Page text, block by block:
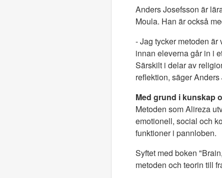
Anders Josefsson är
Moula. Han är också
- Jag tycker metoden
innan eleverna går in i
Särskilt i delar av
reflektion, säger Anders
Med grund i kunskap
Metoden som Alireza
emotionell, social och
funktioner i pannloben.
Syftet med boken
metoden och teorin till